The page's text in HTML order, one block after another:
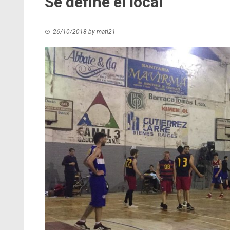
26/10/2018 by mati21